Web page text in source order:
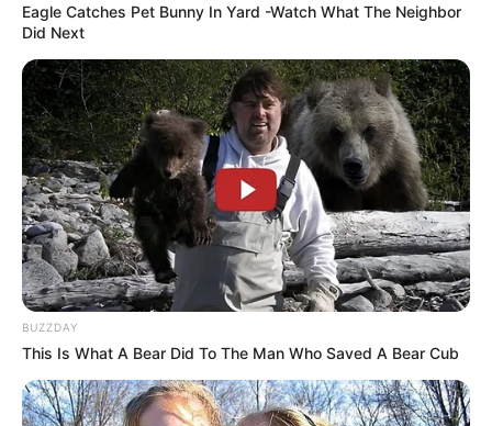
Eagle Catches Pet Bunny In Yard -Watch What The Neighbor
Did Next
BUZZDAY
This Is What A Bear Did To The Man Who Saved A Bear Cub